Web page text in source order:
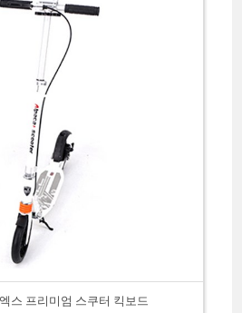
스 프리미엄 스쿠터 킥보드